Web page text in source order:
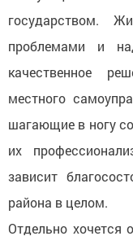
государством.
проблемами и
качественное
местного
шагающие в ногу
их
зависит
района в целом.
Отдельно хочется